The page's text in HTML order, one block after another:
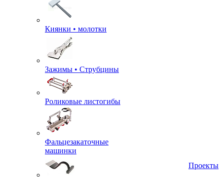
Киянки • молотки
Зажимы • Струбцины
Роликовые листогибы
Фальцезакаточные
машинки